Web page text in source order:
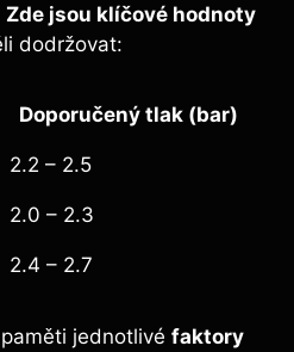
Zde jsou klíčové hodnoty
dodržovat:
Doporučený tlak (bar)
2.2 – 2.5
2.0 – 2.3
2.4 – 2.7
jednotlivé faktory